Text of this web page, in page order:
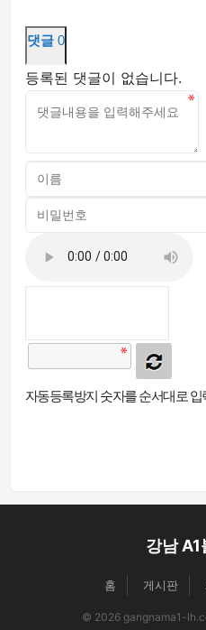
댓글 0
등록된 댓글이 없습니다.
자동등록방지 숫자를 순서대로 입
강남 A1
홈 게시판
© 2026 gangnama1-